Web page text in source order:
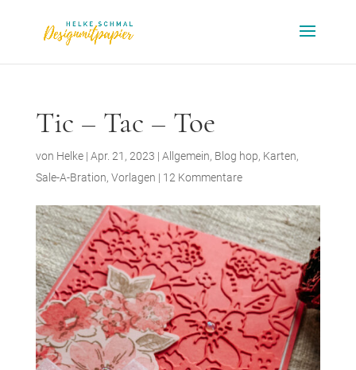
Tic – Tac – Toe
von Helke| Apr. 21, 2023 | Allgemein, Blog hop, Karten,
Sale-A-Bration, Vorlagen | 12 Kommentare